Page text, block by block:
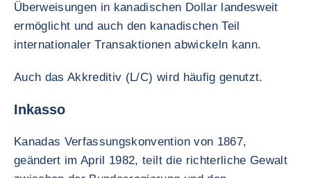
Überweisungen in kanadischen Dollar landesweit
ermöglicht und auch den kanadischen Teil
internationaler Transaktionen abwickeln kann.
Auch das Akkreditiv (L/C) wird häufig genutzt.
Inkasso
Kanadas Verfassungskonvention von 1867,
geändert im April 1982, teilt die richterliche Gewalt